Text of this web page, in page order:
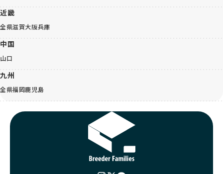
近畿
全県滋賀大阪兵庫
中国
山口
九州
全県福岡鹿児島